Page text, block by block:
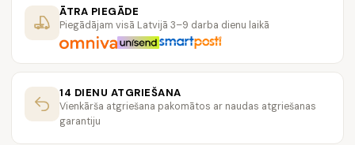
ĀTRA PIEGĀDE
Piegādājam visā Latvijā 3–9 darba dienu laikā
14 DIENU ATGRIEŠANA
Vienkārša atgriešana pakomātos ar naudas atgriešanas
garantiju